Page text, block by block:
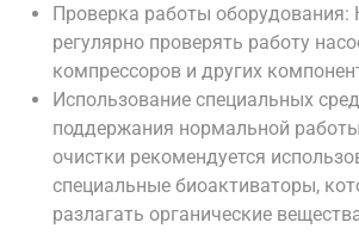
Проверка работы оборудования:
регулярно проверять работу
компрессоров и других
Использование специальных
поддержания нормальной
очистки рекомендуется
специальные биоактиваторы,
разлагать органические